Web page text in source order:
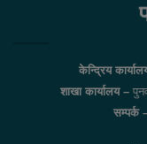
केन्द्रिय
शाखा कार्यालय –
सम्पर्क